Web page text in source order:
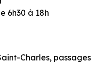
6h30 à 18h
Charles,